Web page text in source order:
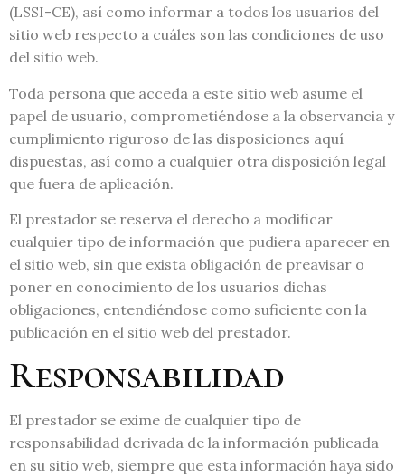
(LSSI-CE), así como informar a todos los usuarios del
sitio web respecto a cuáles son las condiciones de uso
del sitio web.
Toda persona que acceda a este sitio web asume el
papel de usuario, comprometiéndose a la observancia y
cumplimiento riguroso de las disposiciones aquí
dispuestas, así como a cualquier otra disposición legal
que fuera de aplicación.
El prestador se reserva el derecho a modificar
cualquier tipo de información que pudiera aparecer en
el sitio web, sin que exista obligación de preavisar o
poner en conocimiento de los usuarios dichas
obligaciones, entendiéndose como suficiente con la
publicación en el sitio web del prestador.
Responsabilidad
El prestador se exime de cualquier tipo de
responsabilidad derivada de la información publicada
en su sitio web, siempre que esta información haya sido